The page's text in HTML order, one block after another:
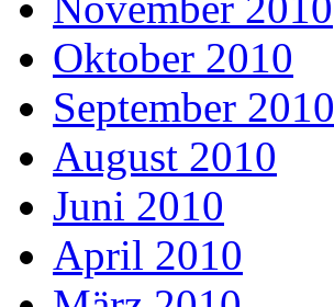
Oktober 2010
September 2010
August 2010
Juni 2010
April 2010